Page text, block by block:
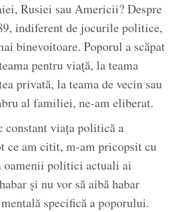
Rusiei sau Americii? Despre
indiferent de jocurile politice,
binevoitoare. Poporul a scăpat
pentru viață, la teama
privată, la teama de vecin sau
al familiei, ne-am eliberat.
constant viața politică a
ce am citit, m-am pricopsit cu
oamenii politici actuali ai
și nu vor să aibă habar
specifică a poporului.